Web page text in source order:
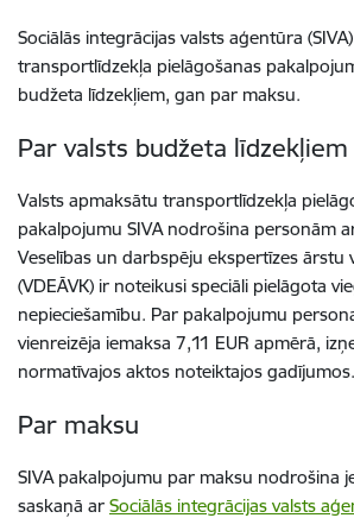
Sociālās integrācijas valsts aģentūra
transportlīdzekļa pielāgošanas
budžeta līdzekļiem, gan par maksu.
Par valsts budžeta līdzekļiem
Valsts apmaksātu transportlīdzekļa
pakalpojumu SIVA nodrošina personām
Veselības un darbspēju ekspertīzes ārstu
(VDEĀVK) ir noteikusi speciāli pielāgota
nepieciešamību. Par pakalpojumu
vienreizēja iemaksa 7,11 EUR apmērā,
normatīvajos aktos noteiktajos gadījumos.
Par maksu
SIVA pakalpojumu par maksu nodrošina
saskaņā ar Sociālās integrācijas valsts